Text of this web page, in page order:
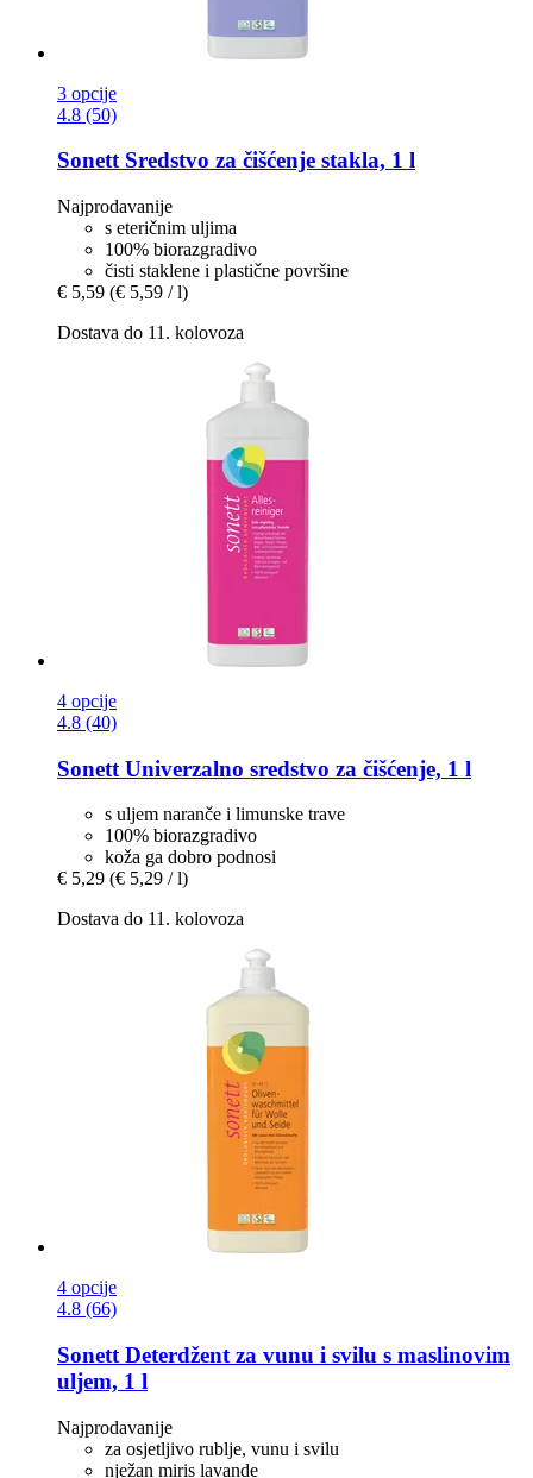
3 opcije
4.8 (50)
SonettSredstvo za čišćenje stakla, 1 l
Najprodavanije
s eteričnim uljima
100% biorazgradivo
čisti staklene i plastične površine
€ 5,59 (€ 5,59 / l)
Dostava do 11. kolovoza
4 opcije
4.8 (40)
Sonett Univerzalno sredstvo za čišćenje, 1 l
s uljem naranče i limunske trave
100% biorazgradivo
koža ga dobro podnosi
€ 5,29 (€ 5,29 / l)
Dostava do 11. kolovoza
4 opcije
4.8 (66)
Sonett Deterdžent za vunu i svilu s maslinovim
uljem, 1 l
Najprodavanije
za osjetljivo rublje, vunu i svilu
nježan miris lavande